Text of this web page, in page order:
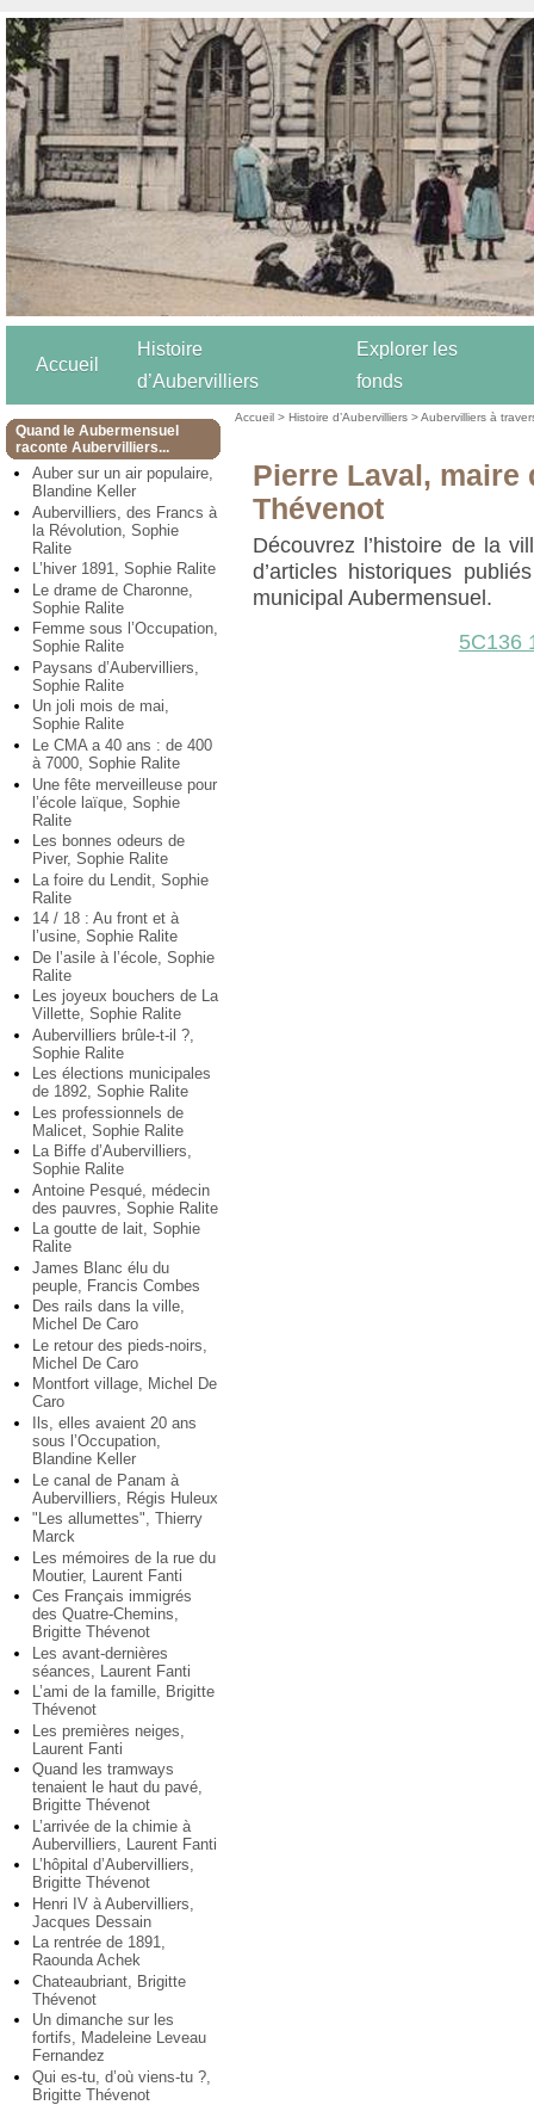
Accueil
Histoire
d’Aubervilliers
Explorer les
fonds
Quand le Aubermensuel
raconte Aubervilliers...
Auber sur un air populaire,
Blandine Keller
Aubervilliers, des Francs à
la Révolution, Sophie
Ralite
L’hiver 1891, Sophie Ralite
Le drame de Charonne,
Sophie Ralite
Femme sous l’Occupation,
Sophie Ralite
Paysans d’Aubervilliers,
Sophie Ralite
Un joli mois de mai,
Sophie Ralite
Le CMA a 40 ans : de 400
à 7000, Sophie Ralite
Une fête merveilleuse pour
l’école laïque, Sophie
Ralite
Les bonnes odeurs de
Piver, Sophie Ralite
La foire du Lendit, Sophie
Ralite
14 / 18 : Au front et à
l’usine, Sophie Ralite
De l’asile à l’école, Sophie
Ralite
Les joyeux bouchers de La
Villette, Sophie Ralite
Aubervilliers brûle-t-il ?,
Sophie Ralite
Les élections municipales
de 1892, Sophie Ralite
Les professionnels de
Malicet, Sophie Ralite
La Biffe d’Aubervilliers,
Sophie Ralite
Antoine Pesqué, médecin
des pauvres, Sophie Ralite
La goutte de lait, Sophie
Ralite
James Blanc élu du
peuple, Francis Combes
Des rails dans la ville,
Michel De Caro
Le retour des pieds-noirs,
Michel De Caro
Montfort village, Michel De
Caro
Ils, elles avaient 20 ans
sous l’Occupation,
Blandine Keller
Le canal de Panam à
Aubervilliers, Régis Huleux
"Les allumettes", Thierry
Marck
Les mémoires de la rue du
Moutier, Laurent Fanti
Ces Français immigrés
des Quatre-Chemins,
Brigitte Thévenot
Les avant-dernières
séances, Laurent Fanti
L’ami de la famille, Brigitte
Thévenot
Les premières neiges,
Laurent Fanti
Quand les tramways
tenaient le haut du pavé,
Brigitte Thévenot
L’arrivée de la chimie à
Aubervilliers, Laurent Fanti
L’hôpital d’Aubervilliers,
Brigitte Thévenot
Henri IV à Aubervilliers,
Jacques Dessain
La rentrée de 1891,
Raounda Achek
Chateaubriant, Brigitte
Thévenot
Un dimanche sur les
fortifs, Madeleine Leveau
Fernandez
Qui es-tu, d’où viens-tu ?,
Brigitte Thévenot
Accueil >Histoire d’Aubervilliers>Aubervilliers à
Pierre Laval, maire
Thévenot
Découvrez l’histoire de la
d’articles historiques
municipal Aubermensuel.
5C136